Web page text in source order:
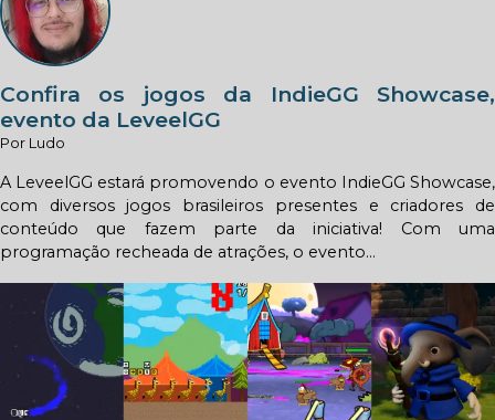
Confira os jogos da IndieGG Showcase,
evento da LeveelGG
Por Ludo
A LeveelGG estará promovendo o evento IndieGG Showcase,
com diversos jogos brasileiros presentes e criadores de
conteúdo que fazem parte da iniciativa! Com uma
programação recheada de atrações, o evento...